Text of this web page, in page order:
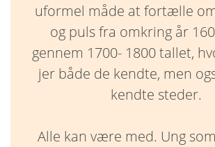
uformel måde at fortælle
og puls fra omkring år
gennem 1700- 1800 tallet,
jer både de kendte, men
kendte steder.
Alle kan være med. Ung